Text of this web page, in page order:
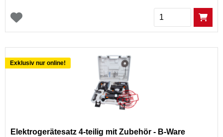
Menge
Exklusiv nur online!
Elektrogerätesatz 4-teilig mit Zubehör - B-Ware